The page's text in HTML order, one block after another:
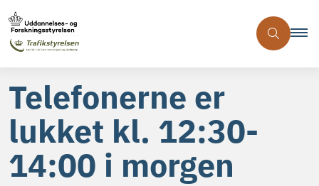
Telefonerne er
lukket kl. 12:30-
14:00 i morgen